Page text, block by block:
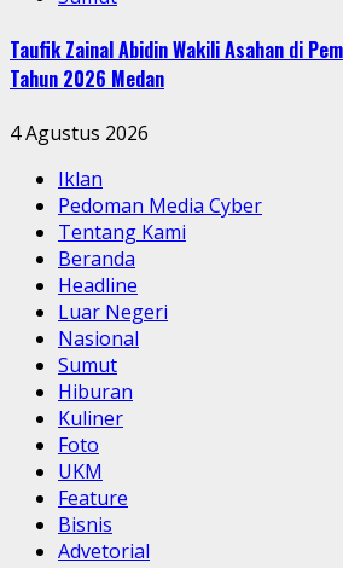
Taufik Zainal Abidin Wakili Asahan di
Tahun 2026 Medan
4 Agustus 2026
Iklan
Pedoman Media Cyber
Tentang Kami
Beranda
Headline
Luar Negeri
Nasional
Sumut
Hiburan
Kuliner
Foto
UKM
Feature
Bisnis
Advetorial